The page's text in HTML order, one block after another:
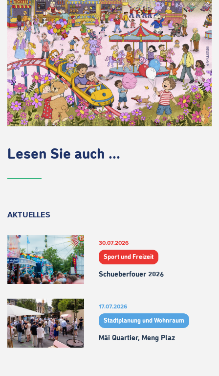
Lesen Sie auch ...
AKTUELLES
30.07.2026
Sport und Freizeit
Schueberfouer 2026
17.07.2026
Stadtplanung und Wohnraum
Mäi Quartier, Meng Plaz